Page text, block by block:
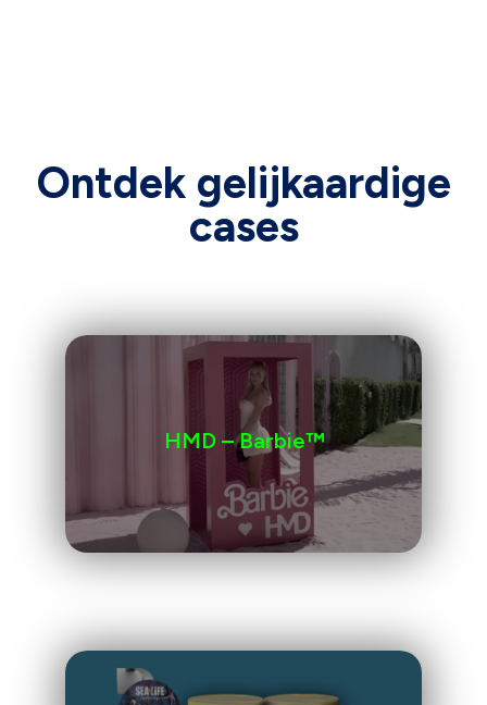
Ontdek gelijkaardige
cases
HMD – Barbie™️